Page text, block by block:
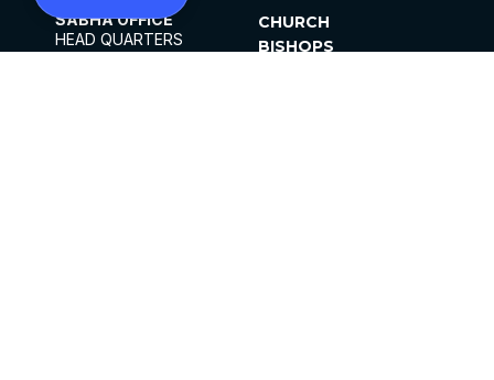
SABHA OFFICE
HEAD QUARTERS
CHURCH
BISHOPS